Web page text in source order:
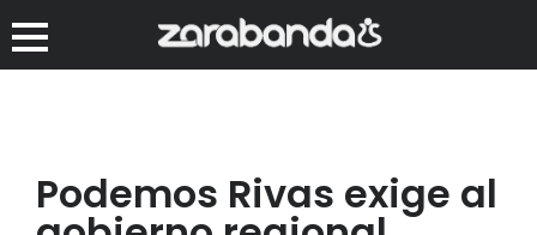
Podemos Rivas exige al